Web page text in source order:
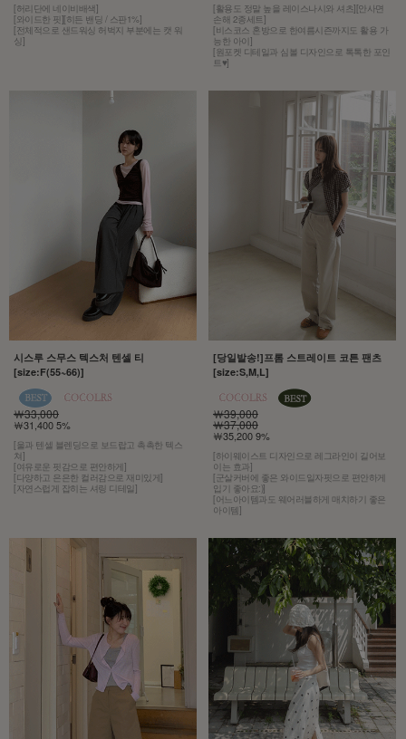
[허리단에 네이비배색]
[와이드한 핏][히든 밴딩 / 스판1%]
[전체적으로 샌드워싱 허벅지 부분에는 캣 워
싱]
[활용도 정말 높을 레이스나시와 셔츠][안사면
손해 2종세트]
[비스코스 혼방으로 한여름시즌까지도 활용 가
능한 아이]
[원포켓 디테일과 심볼 디자인으로 톡톡한 포인
트♥]
시스루 스무스 텍스처 텐셀 티
[size:F(55~66)]
￦33,000
￦31,400 5%
[울과 텐셀 블렌딩으로 보드랍고 촉촉한 텍스
쳐]
[여유로운 핏감으로 편안하게]
[다양하고 은은한 컬러감으로 재미있게]
[자연스럽게 잡히는 셔링 디테일]
[당일발송!]프롬 스트레이트 코튼 팬츠
[size:S,M,L]
￦39,000
￦37,000
￦35,200 9%
[하이웨이스트 디자인으로 레그라인이 길어보
이는 효과]
[군살커버에 좋은 와이드일자핏으로 편안하게
입기 좋아요:)]
[어느아이템과도 웨어러블하게 매치하기 좋은
아이템]